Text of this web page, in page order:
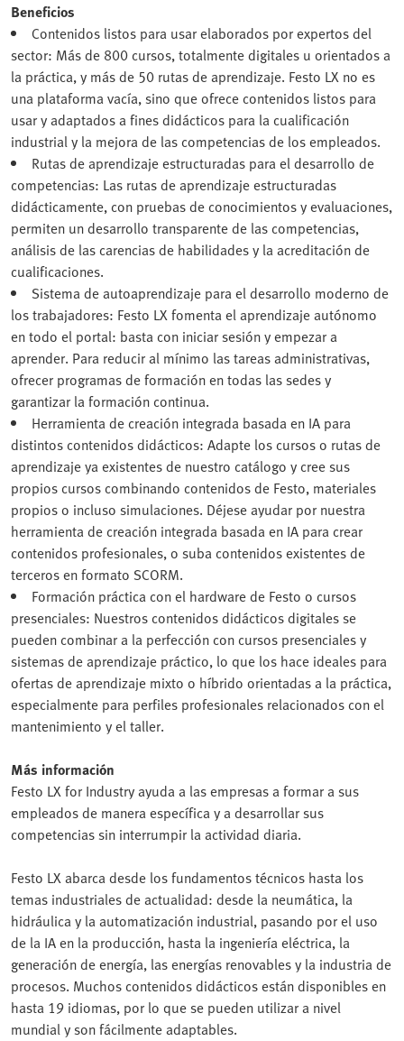
Beneficios
Contenidos listos para usar elaborados por expertos del
sector: Más de 800 cursos, totalmente digitales u orientados a
la práctica, y más de 50 rutas de aprendizaje. Festo LX no es
una plataforma vacía, sino que ofrece contenidos listos para
usar y adaptados a fines didácticos para la cualificación
industrial y la mejora de las competencias de los empleados.
Rutas de aprendizaje estructuradas para el desarrollo de
competencias: Las rutas de aprendizaje estructuradas
didácticamente, con pruebas de conocimientos y evaluaciones,
permiten un desarrollo transparente de las competencias,
análisis de las carencias de habilidades y la acreditación de
cualificaciones.
Sistema de autoaprendizaje para el desarrollo moderno de
los trabajadores: Festo LX fomenta el aprendizaje autónomo
en todo el portal: basta con iniciar sesión y empezar a
aprender. Para reducir al mínimo las tareas administrativas,
ofrecer programas de formación en todas las sedes y
garantizar la formación continua.
Herramienta de creación integrada basada en IA para
distintos contenidos didácticos: Adapte los cursos o rutas de
aprendizaje ya existentes de nuestro catálogo y cree sus
propios cursos combinando contenidos de Festo, materiales
propios o incluso simulaciones. Déjese ayudar por nuestra
herramienta de creación integrada basada en IA para crear
contenidos profesionales, o suba contenidos existentes de
terceros en formato SCORM.
Formación práctica con el hardware de Festo o cursos
presenciales: Nuestros contenidos didácticos digitales se
pueden combinar a la perfección con cursos presenciales y
sistemas de aprendizaje práctico, lo que los hace ideales para
ofertas de aprendizaje mixto o híbrido orientadas a la práctica,
especialmente para perfiles profesionales relacionados con el
mantenimiento y el taller.
Más información
Festo LX for Industry ayuda a las empresas a formar a sus
empleados de manera específica y a desarrollar sus
competencias sin interrumpir la actividad diaria.
Festo LX abarca desde los fundamentos técnicos hasta los
temas industriales de actualidad: desde la neumática, la
hidráulica y la automatización industrial, pasando por el uso
de la IA en la producción, hasta la ingeniería eléctrica, la
generación de energía, las energías renovables y la industria de
procesos. Muchos contenidos didácticos están disponibles en
hasta 19 idiomas, por lo que se pueden utilizar a nivel
mundial y son fácilmente adaptables.